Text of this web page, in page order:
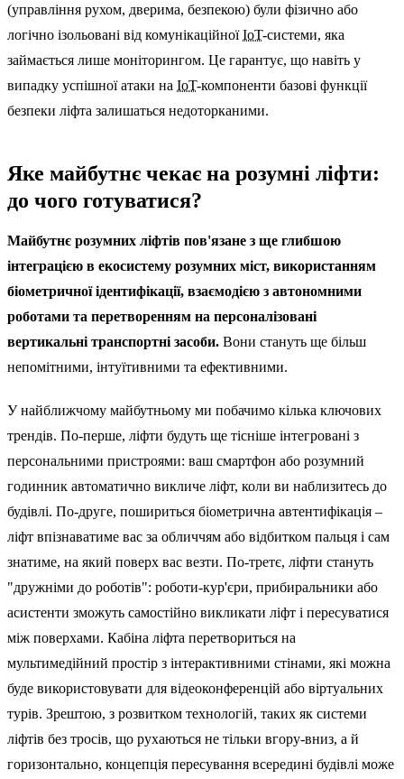
(управління рухом, дверима, безпекою) були фізично або
логічно ізольовані від комунікаційноїIoT-системи, яка
займається лише моніторингом. Це гарантує, що навіть у
випадку успішної атаки на IoT-компоненти базові функції
безпеки ліфта залишаться недоторканими.
Яке майбутнє чекає на розумні ліфти:
до чого готуватися?
Майбутнє розумних ліфтів пов'язане з ще глибшою
інтеграцією в екосистему розумних міст, використанням
біометричної ідентифікації, взаємодією з автономними
роботами та перетворенням на персоналізовані
вертикальні транспортні засоби. Вони стануть ще більш
непомітними, інтуїтивними та ефективними.
У найближчому майбутньому ми побачимо кілька ключових
трендів. По-перше, ліфти будуть ще тісніше інтегровані з
персональними пристроями: ваш смартфон або розумний
годинник автоматично викличе ліфт, коли ви наблизитесь до
будівлі. По-друге, пошириться біометрична автентифікація –
ліфт впізнаватиме вас за обличчям або відбитком пальця і сам
знатиме, на який поверх вас везти. По-третє, ліфти стануть
"дружніми до роботів": роботи-кур'єри, прибиральники або
асистенти зможуть самостійно викликати ліфт і пересуватися
між поверхами. Кабіна ліфта перетвориться на
мультимедійний простір з інтерактивними стінами, які можна
буде використовувати для відеоконференцій або віртуальних
турів. Зрештою, з розвитком технологій, таких як системи
ліфтів без тросів, що рухаються не тільки вгору-вниз, а й
горизонтально, концепція пересування всередині будівлі може